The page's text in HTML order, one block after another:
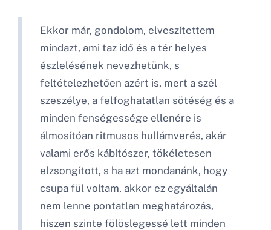
Ekkor már, gondolom, elveszítettem
mindazt, ami taz idő és a tér helyes
észlelésének nevezhetünk, s
feltételezhetően azért is, mert a szél
szeszélye, a felfoghatatlan sötéség és a
minden fenségessége ellenére is
álmosítóan ritmusos hullámverés, akár
valami erős kábítószer, tökéletesen
elzsongított, s ha azt mondanánk, hogy
csupa fül voltam, akkor ez egyáltalán
nem lenne pontatlan meghatározás,
hiszen szinte fölöslegessé lett minden